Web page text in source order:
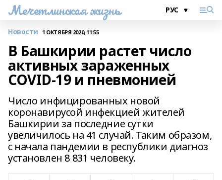
Мечетлинская жизнь
Новости 1 ОКТЯБРЯ 2020, 11:55
В Башкирии растет число
активных зараженных
COVID-19 и пневмонией
Число инфицированных новой
коронавирусой инфекцией жителей
Башкирии за последние сутки
увеличилось на 41 случай. Таким образом,
с начала пандемии в республики диагноз
установлен 8 831 человеку.